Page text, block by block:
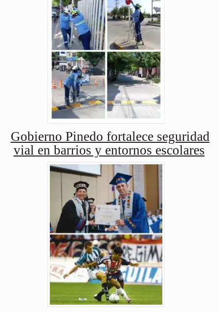
Gobierno Pinedo fortalece seguridad
vial en barrios y entornos escolares